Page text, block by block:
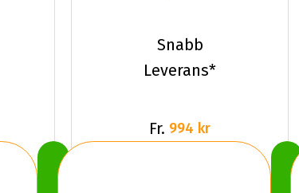
SNOW-H
MWH03
XL Du
Snabb
Leverans*
Fr. 994 kr